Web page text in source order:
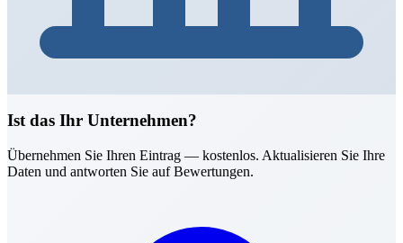
Ist das Ihr Unternehmen?
Übernehmen Sie Ihren Eintrag — kostenlos. Aktualisieren Sie Ihre
Daten und antworten Sie auf Bewertungen.